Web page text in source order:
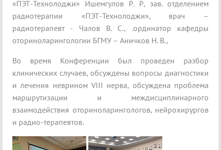
«ПЭТ-Технолоджи» Ишемгулов Р. Р, зав. отделением
радиотерапии «ПЭТ-Технолоджи», врач –
радиотерапевт - Чалов В. С., .ординатор кафедры
оториноларингологии БГМУ – Аничков Н. В.,
Во время Конференции был проведен разбор
клинических случаев, обсуждены вопросы диагностики
и лечения неврином VIII нерва, обсуждена проблема
маршрутизации и междисциплинарного
взаимодействия оториноларингологов, нейрохирургов
и радио-терапевтов.